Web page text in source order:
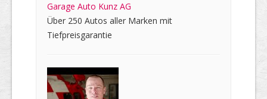
Garage Auto Kunz AG
Über 250 Autos aller Marken mit
Tiefpreisgarantie